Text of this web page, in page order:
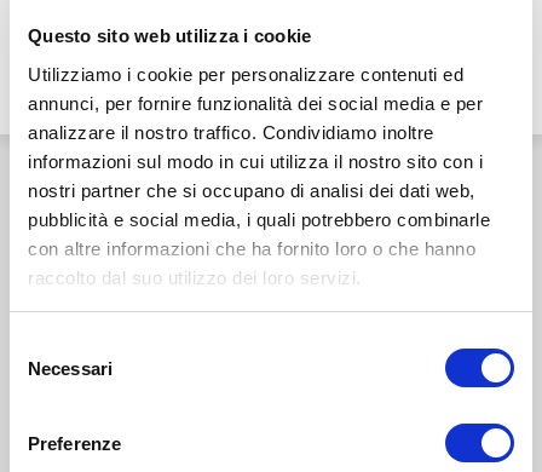
Questo sito web utilizza i cookie
Utilizziamo i cookie per personalizzare contenuti ed
annunci, per fornire funzionalità dei social media e per
analizzare il nostro traffico. Condividiamo inoltre
informazioni sul modo in cui utilizza il nostro sito con i
nostri partner che si occupano di analisi dei dati web,
pubblicità e social media, i quali potrebbero combinarle
con altre informazioni che ha fornito loro o che hanno
raccolto dal suo utilizzo dei loro servizi.
delNecessari
Preferenze
9 Marzo 2022